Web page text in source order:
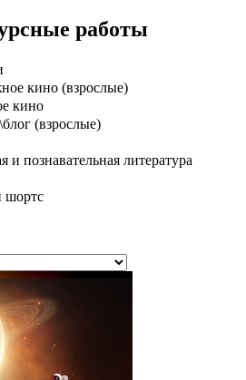
работы
кино (взрослые)
кино
(взрослые)
и познавательная литература
шортс